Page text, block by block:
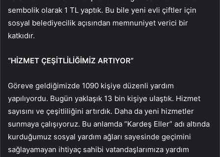
sembolik olarak 1 TL yaptık. Bu bile yeni evli çiftler için
sosyal belediyecilik açısından memnuniyet verici bir
katkıdır.
“HİZMET ÇEŞİTLİLİĞİMİZ ARTIYOR”
Göreve geldiğimizde 1090 kişiye düzenli yardım
yapılıyordu. Bugün yaklaşık 13 bin kişiye ulaştık. Hizmet
sayısını ve çeşitliliğini artırdık. Daha da yeni hizmetler
sunmaya çalışıyoruz. Bu anlamda “Kardeş Eller” adı altında
kurduğumuz sosyal yardım ağları sayesinde geçimini
sağlayamayan ihtiyaç sahibi vatandaşlarımıza yardım